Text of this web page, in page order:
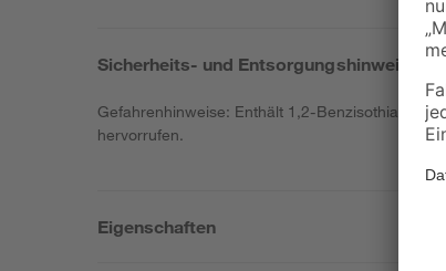
Sicherheits- und Entsorgungshinweise
Gefahrenhinweise: Enthält 1,2-Benzisothiazol-
hervorrufen.
Eigenschaften